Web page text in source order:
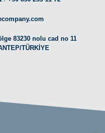
83230 nolu cad no 11
TÜRKİYE